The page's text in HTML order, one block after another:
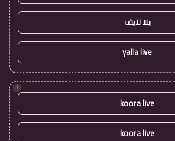
يلا لايف
yalla live
!
koora live
koora live